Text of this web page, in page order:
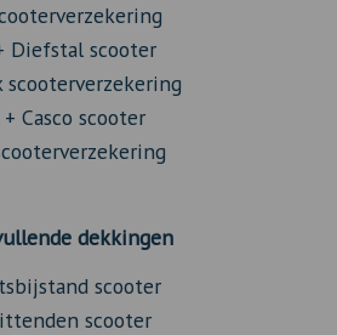
Diefstal scooter
scooterverzekering
+ Casco scooter
dekkingen
scooter
scooter